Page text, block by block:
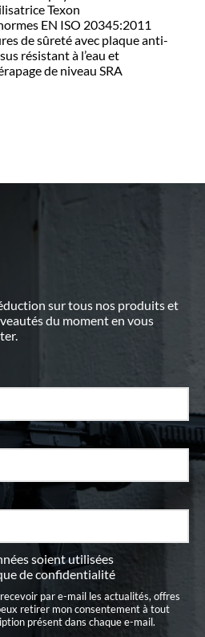
Texon
EN ISO 20345:2011
de sûreté avec plaque anti-
résistant à l’eau et
de niveau SRA
sur tous nos produits et
du moment en vous
soient utilisées
de confidentialité
par e-mail les actualités, offres
retirer mon consentement à tout
présent dans chaque e-mail.